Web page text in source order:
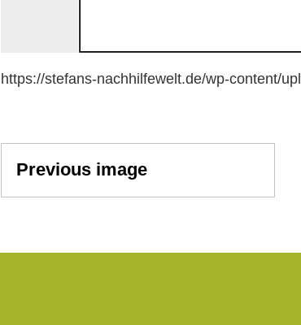
https://stefans-nachhilfewelt.de/wp-content/
Anhangs-
Navigation
Previous image